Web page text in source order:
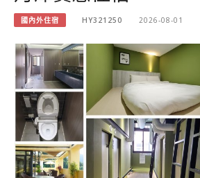
國內外住宿 HY321250 2026-08-01